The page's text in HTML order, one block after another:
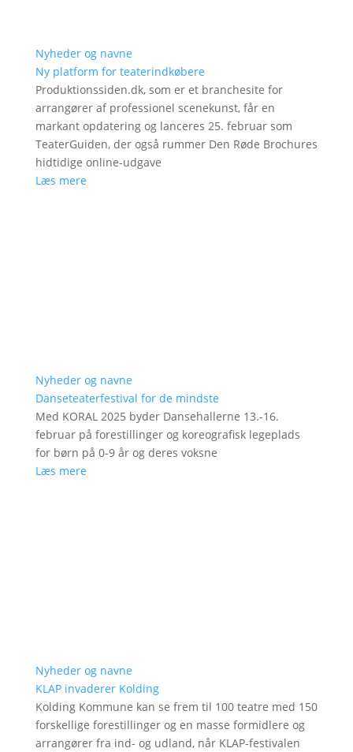
Nyheder og navne
Ny platform for teaterindkøbere
Produktionssiden.dk, som er et branchesite for
arrangører af professionel scenekunst, får en
markant opdatering og lanceres 25. februar som
TeaterGuiden, der også rummer Den Røde Brochures
hidtidige online-udgave
Læs mere
Nyheder og navne
Danseteaterfestival for de mindste
Med KORAL 2025 byder Dansehallerne 13.-16.
februar på forestillinger og koreografisk legeplads
for børn på 0-9 år og deres voksne
Læs mere
Nyheder og navne
KLAP invaderer Kolding
Kolding Kommune kan se frem til 100 teatre med 150
forskellige forestillinger og en masse formidlere og
arrangører fra ind- og udland, når KLAP-festivalen